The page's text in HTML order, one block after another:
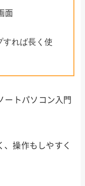
面
すれば長く使
ートパソコン入門
、操作もしやすく